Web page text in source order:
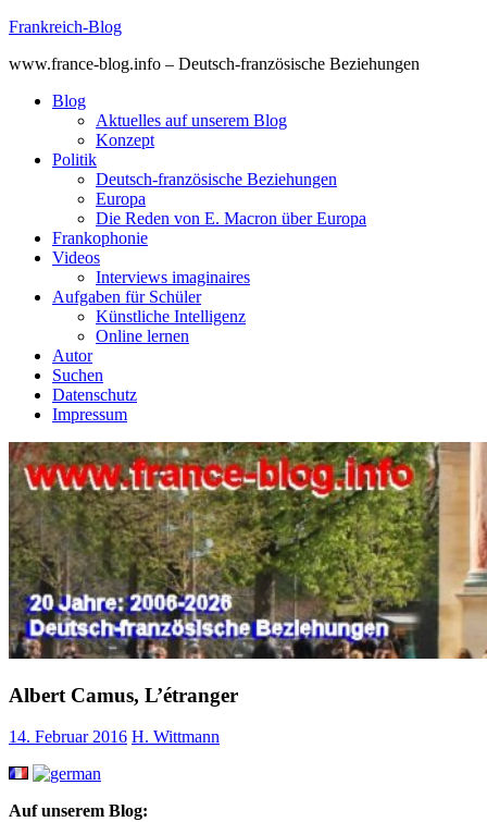
Skip
content
Frankreich-Blog
www.france-blog.info – Deutsch-französische Beziehungen
Blog
Aktuelles auf unserem Blog
Konzept
Politik
Deutsch-französische Beziehungen
Europa
Die Reden von E. Macron über Europa
Frankophonie
Videos
Interviews imaginaires
Aufgaben für Schüler
Künstliche Intelligenz
Online lernen
Autor
Suchen
Datenschutz
Impressum
Albert Camus, L’étranger
14. Februar 2016 H. Wittmann
Auf unserem Blog: